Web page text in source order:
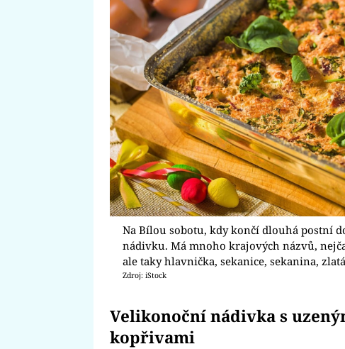
Na Bílou sobotu, kdy končí dlouhá postní
nádivku. Má mnoho krajových názvů,
ale taky hlavnička, sekanice, sekanina,
Zdroj: iStock
Velikonoční nádivka s
kopřivami